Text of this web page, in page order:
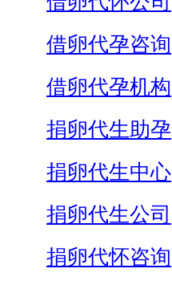
借卵代孕咨询
借卵代孕机构
捐卵代生助孕
捐卵代生中心
捐卵代生公司
捐卵代怀咨询